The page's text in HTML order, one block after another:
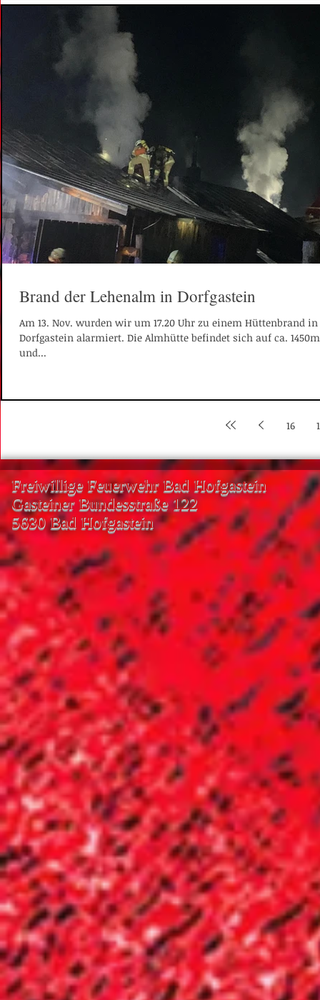
Brand der Lehenalm in Dorfgastein
Am 13. Nov. wurden wir um 17.20 Uhr zu einem Hüttenbrand in
Dorfgastein alarmiert. Die Almhütte befindet sich auf ca. 1450m
und...
16
Freiwillige Feuerwehr Bad Hofgastein
Gasteiner Bundesstraße 122
5630 Bad Hofgastein